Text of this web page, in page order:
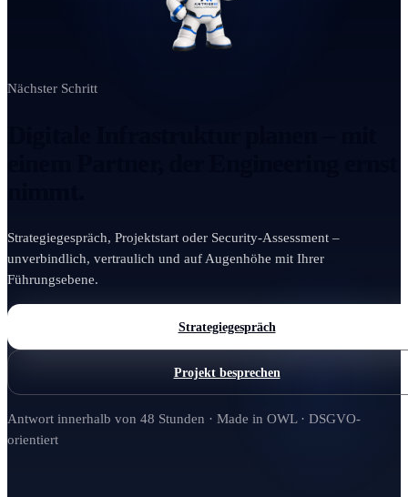
Nächster Schritt
Strategiegespräch, Projektstart oder Security-Assessment –
unverbindlich, vertraulich und auf Augenhöhe mit Ihrer
Führungsebene.
Strategiegespräch
Projekt besprechen
Antwort innerhalb von 48 Stunden · Made in OWL · DSGVO-
orientiert